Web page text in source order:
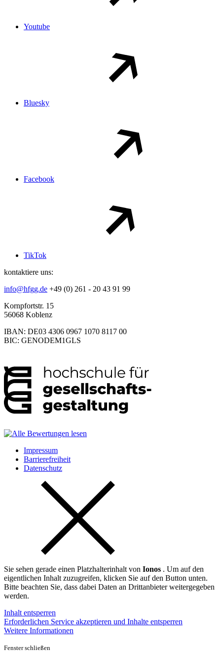
Youtube
Bluesky
Facebook
TikTok
kontaktiere uns:
info@hfgg.de +49 (0) 261 - 20 43 91 99
Kornpfortstr. 15
56068 Koblenz
IBAN: DE03 4306 0967 1070 8117 00
BIC: GENODEM1GLS
Impressum
Barrierefreiheit
Datenschutz
Sie sehen gerade einen Platzhalterinhalt von Ionos . Um auf den
eigentlichen Inhalt zuzugreifen, klicken Sie auf den Button unten.
Bitte beachten Sie, dass dabei Daten an Drittanbieter weitergegeben
werden.
Inhalt entsperren
Erforderlichen Service akzeptieren und Inhalte entsperren
Weitere Informationen
Fenster schließen